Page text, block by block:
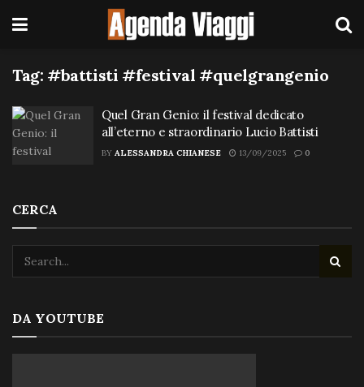
Tag: #battisti #festival #quelgrangenio
Quel Gran Genio: il festival dedicato
all’eterno e straordinario Lucio Battisti
BY ALESSANDRA CHIANESE 13/09/2025 0
CERCA
DA YOUTUBE